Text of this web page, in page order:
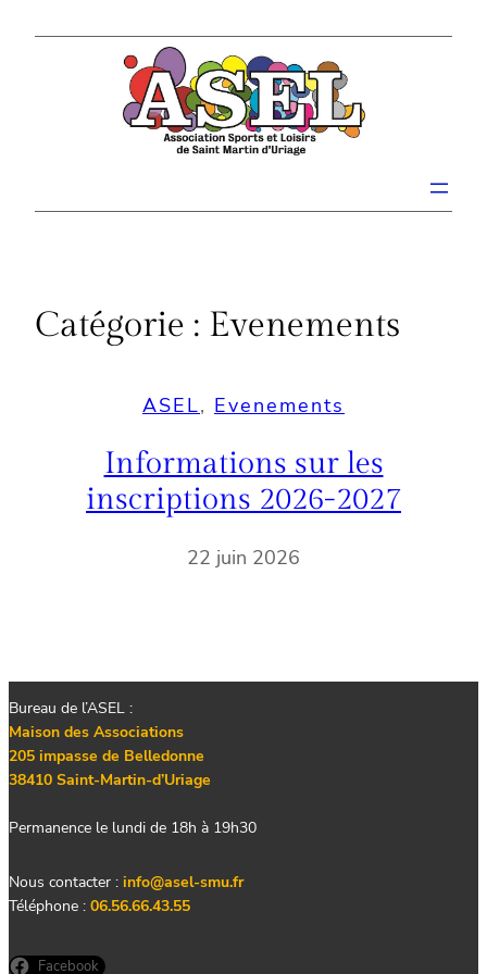
Catégorie : Evenements
ASEL, Evenements
Informations sur les
inscriptions 2026-2027
22 juin 2026
Bureau de l’ASEL :
Maison des Associations
205 impasse de Belledonne
38410 Saint-Martin-d’Uriage
Permanence le lundi de 18h à 19h30
Nous contacter : info@asel-smu.fr
Téléphone : 06.56.66.43.55
Facebook